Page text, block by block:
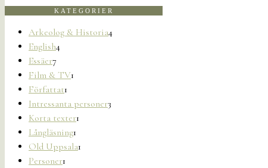
KATEGORIER
Arkeolog & Historia4
English4
Essäer7
Film & TV1
Författat1
Intressanta personer3
Korta texter1
Långläsning1
Old Uppsala1
Personer1